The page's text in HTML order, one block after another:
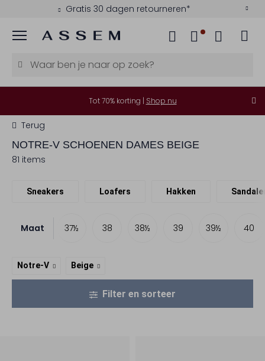
Kies zelf je bezorgmoment
Menu
Tot 70% korting | Shop nu
Terug
NOTRE-V SCHOENEN DAMES BEIGE
81 items
Sneakers Loafers Hakken
Maat
37 37½ 38 38½ 39 39½ 40
Notre-V Beige
Filter en sorteer